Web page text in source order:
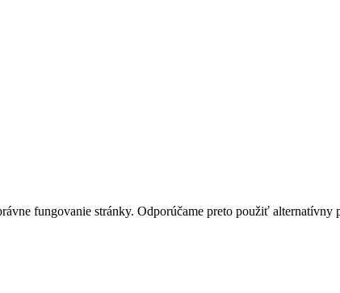
fungovanie stránky. Odporúčame preto použiť alternatívny